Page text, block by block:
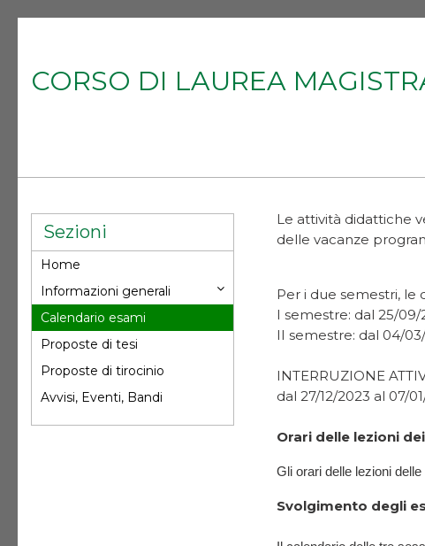
CORSO DI LAUREA
Sezioni
Home
Informazioni generali
Calendario esami
Proposte di tesi
Proposte di tirocinio
Avvisi, Eventi, Bandi
Le attività didattiche
delle vacanze
Per i due semestri, le
I semestre: dal 25/09/
II semestre: dal 04/
INTERRUZIONE
dal 27/12/2023 al 07/
Orari delle lezioni
Gli orari delle lezioni
Svolgimento degli